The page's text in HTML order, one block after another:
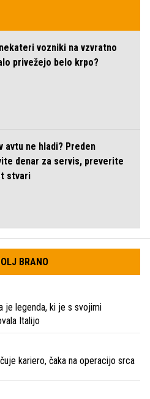
vozniki na vzvratno
privežejo belo krpo?
avtu ne hladi? Preden
denar za servis, preverite
stvari
BRANO
je legenda, ki je s svojimi
Italijo
kariero, čaka na operacijo srca